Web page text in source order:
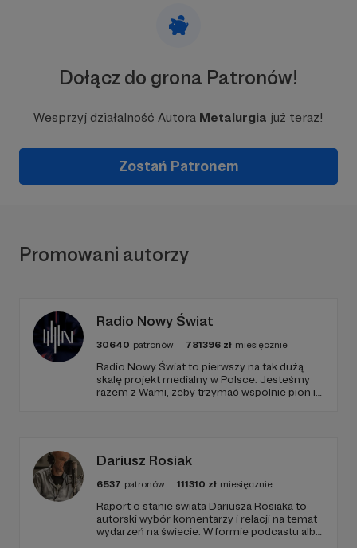
Dołącz do grona Patronów!
Wesprzyj działalność Autora Metalurgia już teraz!
Zostań Patronem
Promowani autorzy
Radio Nowy Świat
30640 patronów 781396 zł miesięcznie
Radio Nowy Świat to pierwszy na tak dużą
skalę projekt medialny w Polsce. Jesteśmy
razem z Wami, żeby trzymać wspólnie pion i
Dariusz Rosiak
6537 patronów 111310 zł miesięcznie
Raport o stanie świata Dariusza Rosiaka to
autorski wybór komentarzy i relacji na temat
wydarzeń na świecie. W formie podcastu albo